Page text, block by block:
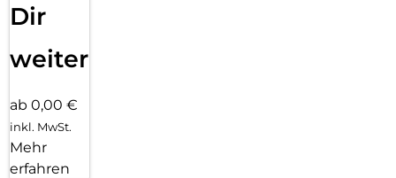
Dir
weiter
ab 0,00 €
inkl. MwSt.
Mehr
erfahren